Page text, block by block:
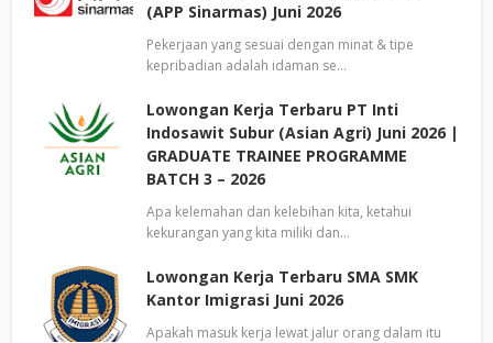
(APP Sinarmas) Juni 2026
Pekerjaan yang sesuai dengan minat & tipe
kepribadian adalah idaman se…
Lowongan Kerja Terbaru PT Inti
Indosawit Subur (Asian Agri) Juni 2026 |
GRADUATE TRAINEE PROGRAMME
BATCH 3 – 2026
Apa kelemahan dan kelebihan kita, ketahui
kekurangan yang kita miliki dan…
Lowongan Kerja Terbaru SMA SMK
Kantor Imigrasi Juni 2026
Apakah masuk kerja lewat jalur orang dalam itu